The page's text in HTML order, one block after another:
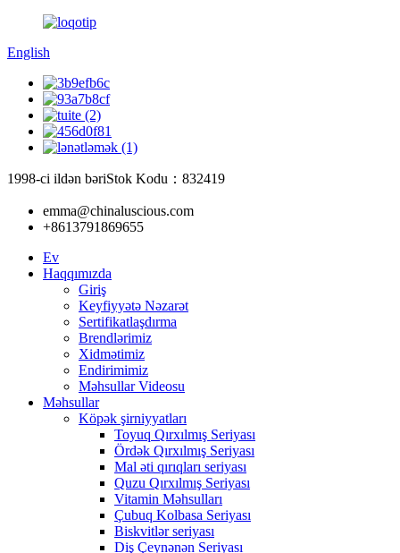
English
1998-ci ildən bəriStok Kodu：832419
emma@chinaluscious.com
+8613791869655
Ev
Haqqımızda
Giriş
Keyfiyyətə Nəzarət
Sertifikatlaşdırma
Brendlərimiz
Xidmətimiz
Endirimimiz
Məhsullar Videosu
Məhsullar
Köpək şirniyyatları
Toyuq Qırxılmış Seriyası
Ördək Qırxılmış Seriyası
Mal əti qırıqları seriyası
Quzu Qırxılmış Seriyası
Vitamin Məhsulları
Çubuq Kolbasa Seriyası
Biskvitlər seriyası
Diş Çeynənən Seriyası